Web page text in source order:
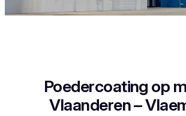
Poedercoating op
Vlaanderen –